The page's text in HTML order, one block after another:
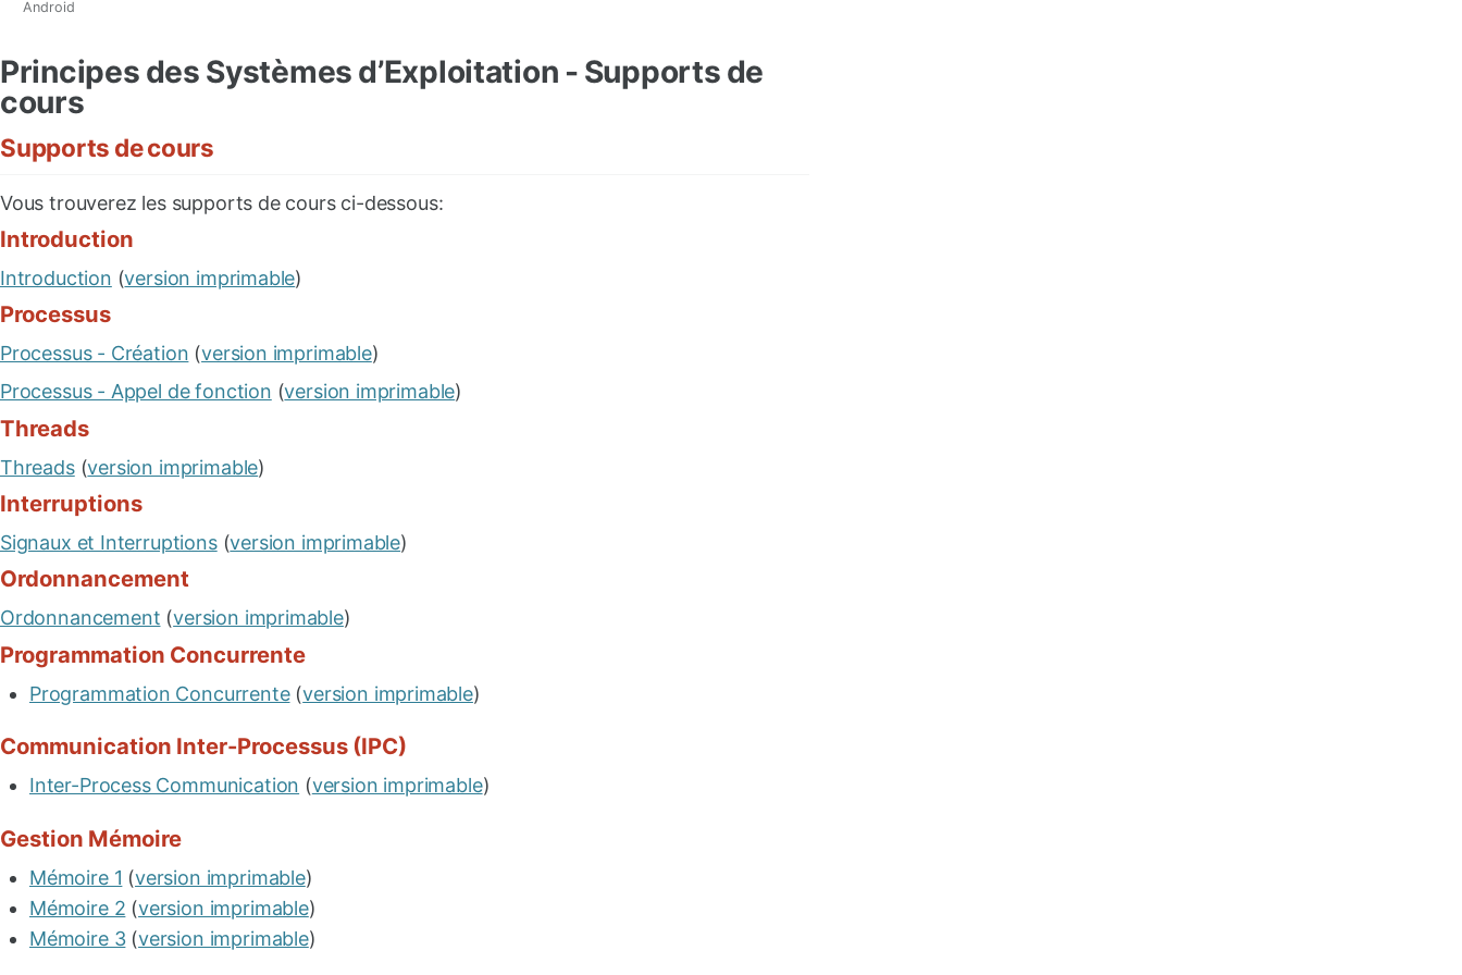
Android
Principes des Systèmes d’Exploitation - Supports de
cours
Supports de cours
Vous trouverez les supports de cours ci-dessous:
Introduction
Introduction (version imprimable)
Processus
Processus - Création (version imprimable)
Processus - Appel de fonction (version imprimable)
Threads
Threads(version imprimable)
Interruptions
Signaux et Interruptions(version imprimable)
Ordonnancement
Ordonnancement (version imprimable)
Programmation Concurrente
Programmation Concurrente(version imprimable)
Communication Inter-Processus (IPC)
Inter-Process Communication (version imprimable)
Gestion Mémoire
Mémoire 1 (version imprimable)
Mémoire 2 (version imprimable)
Mémoire 3(version imprimable)